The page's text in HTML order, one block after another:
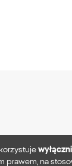
prawem, na